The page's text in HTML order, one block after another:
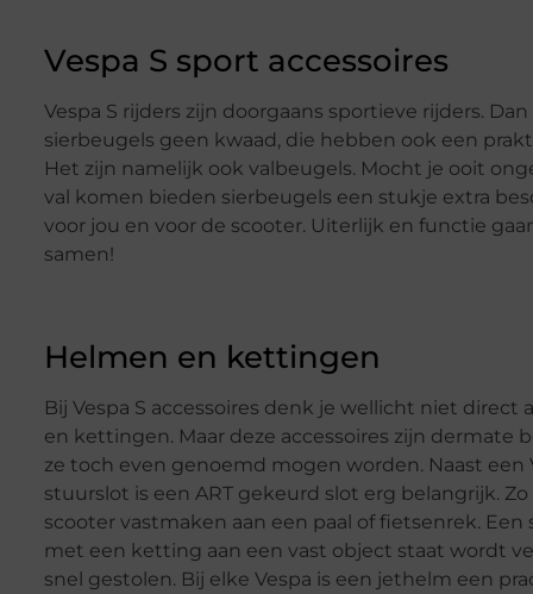
Vespa S sport accessoires
Vespa S rijders zijn doorgaans sportieve rijders.
sierbeugels geen kwaad, die hebben ook een
Het zijn namelijk ook valbeugels. Mocht je ooit
val komen bieden sierbeugels een stukje extra
voor jou en voor de scooter. Uiterlijk en functie
samen!
Helmen en kettingen
Bij Vespa S accessoires denk je wellicht niet direct
en kettingen. Maar deze accessoires zijn dermate
ze toch even genoemd mogen worden. Naast een
stuurslot is een ART gekeurd slot erg belangrijk.
scooter vastmaken aan een paal of fietsenrek. Een
met een ketting aan een vast object staat wordt
snel gestolen. Bij elke Vespa is een jethelm een